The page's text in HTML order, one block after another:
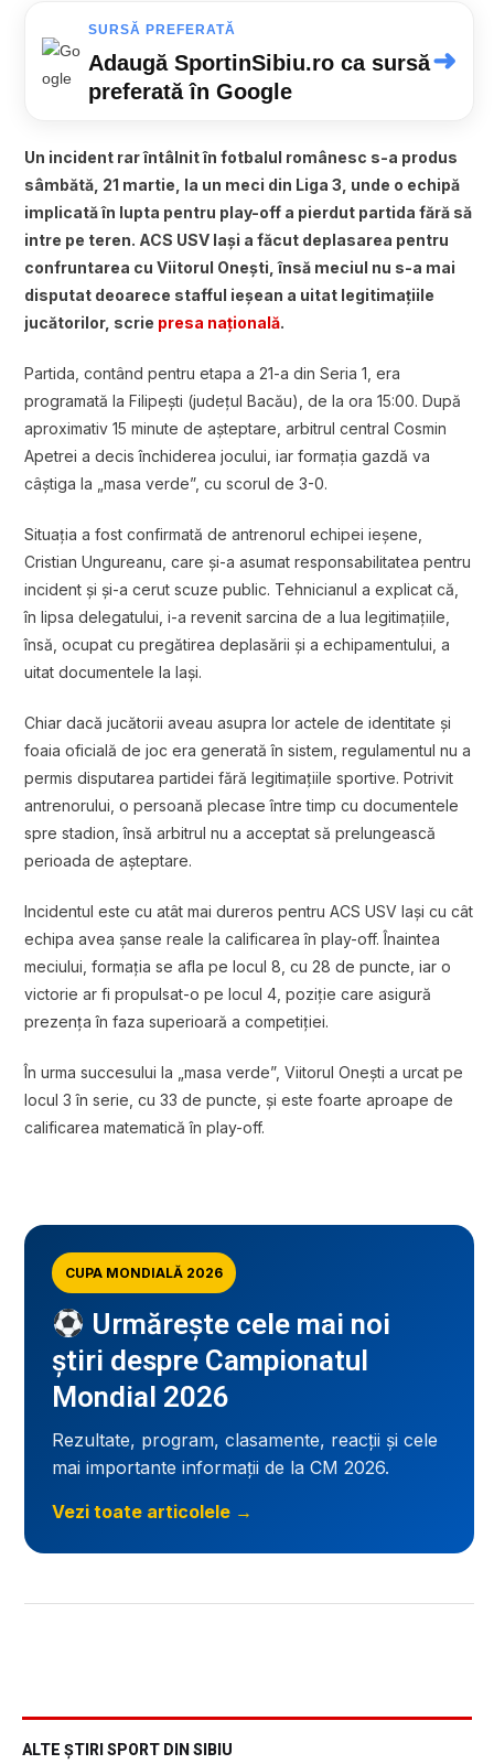
SURSĂ PREFERATĂ
Adaugă SportinSibiu.ro ca sursă
preferată în Google
➜
Un incident rar întâlnit în fotbalul românesc s-a produs
sâmbătă, 21 martie, la un meci din Liga 3, unde o echipă
implicată în lupta pentru play-off a pierdut partida fără să
intre pe teren. ACS USV Iași a făcut deplasarea pentru
confruntarea cu Viitorul Onești, însă meciul nu s-a mai
disputat deoarece stafful ieșean a uitat legitimațiile
jucătorilor, scrie presa națională.
Partida, contând pentru etapa a 21-a din Seria 1, era
programată la Filipești (județul Bacău), de la ora 15:00. După
aproximativ 15 minute de așteptare, arbitrul central Cosmin
Apetrei a decis închiderea jocului, iar formația gazdă va
câștiga la „masa verde”, cu scorul de 3-0.
Situația a fost confirmată de antrenorul echipei ieșene,
Cristian Ungureanu, care și-a asumat responsabilitatea pentru
incident și și-a cerut scuze public. Tehnicianul a explicat că,
în lipsa delegatului, i-a revenit sarcina de a lua legitimațiile,
însă, ocupat cu pregătirea deplasării și a echipamentului, a
uitat documentele la Iași.
Chiar dacă jucătorii aveau asupra lor actele de identitate și
foaia oficială de joc era generată în sistem, regulamentul nu a
permis disputarea partidei fără legitimațiile sportive. Potrivit
antrenorului, o persoană plecase între timp cu documentele
spre stadion, însă arbitrul nu a acceptat să prelungească
perioada de așteptare.
Incidentul este cu atât mai dureros pentru ACS USV Iași cu cât
echipa avea șanse reale la calificarea în play-off. Înaintea
meciului, formația se afla pe locul 8, cu 28 de puncte, iar o
victorie ar fi propulsat-o pe locul 4, poziție care asigură
prezența în faza superioară a competiției.
În urma succesului la „masa verde”, Viitorul Onești a urcat pe
locul 3 în serie, cu 33 de puncte, și este foarte aproape de
calificarea matematică în play-off.
CUPA MONDIALĂ 2026
Urmărește cele mai noi
știri despre Campionatul
Mondial 2026
Rezultate, program, clasamente, reacții și cele
mai importante informații de la CM 2026.
Vezi toate articolele →
ALTE ȘTIRI SPORT DIN SIBIU